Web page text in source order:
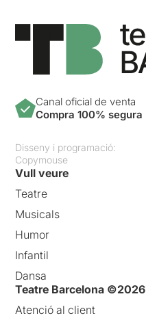
Canal oficial de venta
Compra 100% segura
Disseny i programació:
Copymouse
Vull veure
Teatre
Musicals
Humor
Infantil
Dansa
Teatre Barcelona ©2026
Atenció al client